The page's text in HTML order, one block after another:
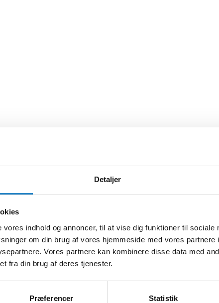
Detaljer
indhold og annoncer, til at vise dig funktioner til sociale
om din brug af vores hjemmeside med vores partnere
Vores partnere kan kombinere disse data med
fra din brug af deres tjenester.
Præferencer Statistik